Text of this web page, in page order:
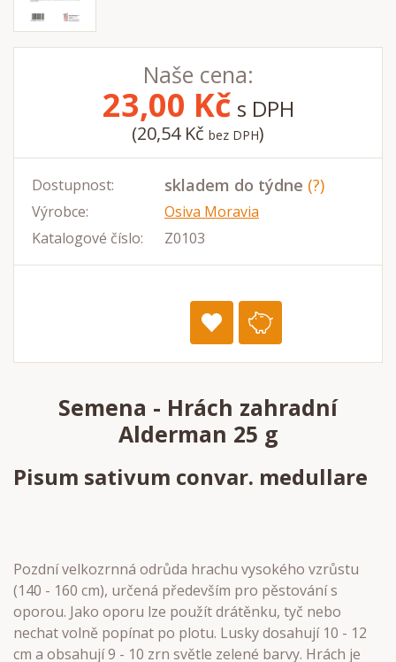
Naše cena:
23,00 Kč s DPH
(20,54 Kč bez DPH)
Dostupnost: skladem do týdne (?)
Výrobce:
Osiva Moravia
Katalogové číslo:
Z0103
Semena - Hrách zahradní
Alderman 25 g
Pisum sativum convar. medullare
Pozdní velkozrnná odrůda hrachu vysokého vzrůstu
(140 - 160 cm), určená především pro pěstování s
oporou. Jako oporu lze použít drátěnku, tyč nebo
nechat volně popínat po plotu. Lusky dosahují 10 - 12
cm a obsahují 9 - 10 zrn světle zelené barvy. Hrách je